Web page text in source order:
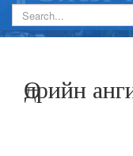
Өдрийн